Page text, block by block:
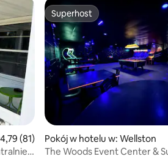
ocena: 4,79 na 5, liczba recenzji: 81
4,79 (81)
Superhost
Superhost
Pokój w hotelu w: Wellston
The Woods Event Center &